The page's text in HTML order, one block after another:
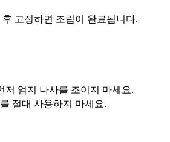
고정하면 조립이 완료됩니다.
저 엄지 나사를 조이지 마세요.
절대 사용하지 마세요.